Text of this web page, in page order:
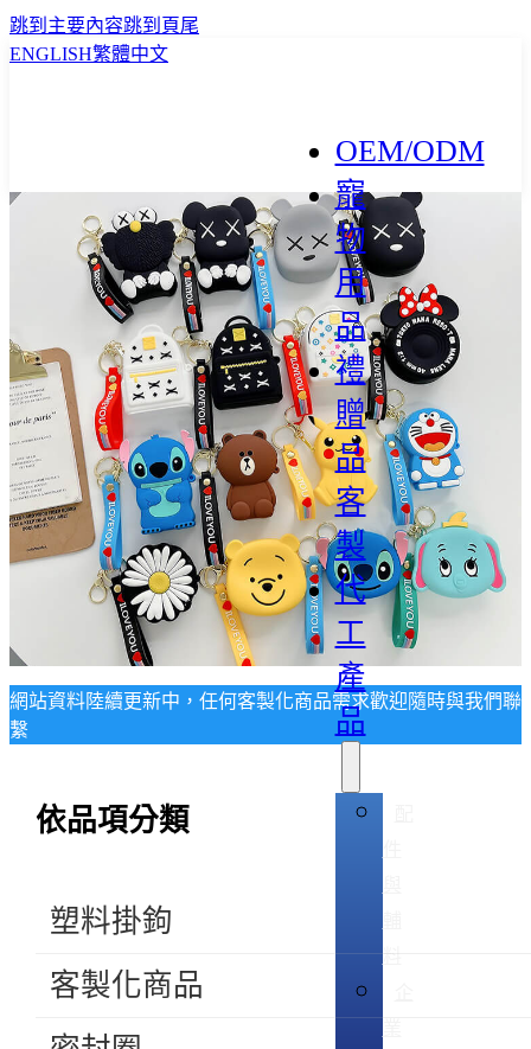
跳到主要內容跳到頁尾
ENGLISH繁體中文
OEM/ODM
寵
物
用
品
禮
贈
品
客
製
代
工
產
品
料
網站資料陸續更新中，任何客製化商品需求歡迎隨時與我們聯
繫
依品項分類
塑料掛鉤
客製化商品